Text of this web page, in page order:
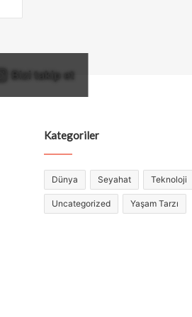
Bizi takip et
Kategoriler
Dünya Seyahat Teknoloji
Uncategorized Yaşam Tarzı